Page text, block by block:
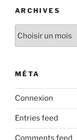
ARCHIVES
MÉTA
Connexion
Entries feed
Comments feed